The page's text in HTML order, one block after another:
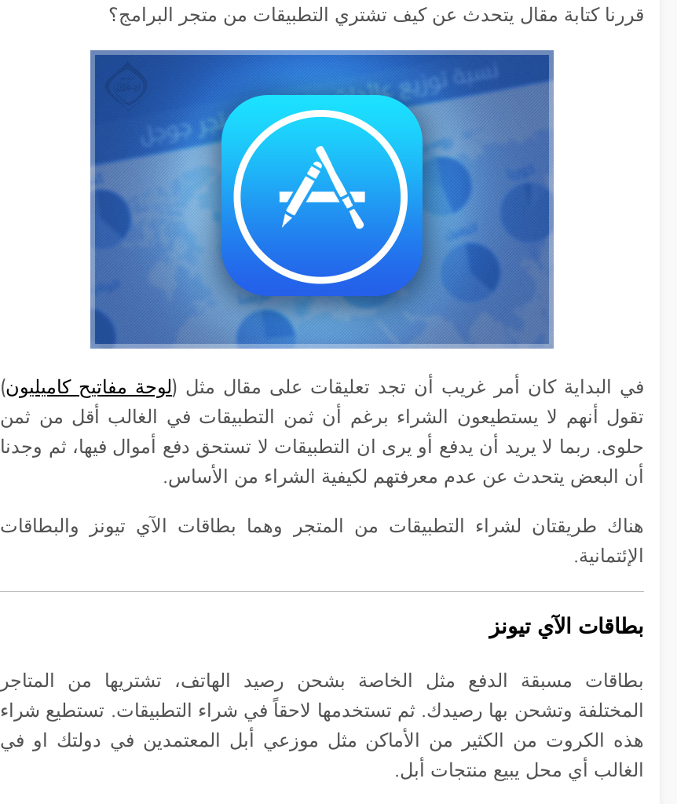
قررنا كتابة مقال يتحدث عن كيف تشتري التطبيقات من متجر البرامج؟
في البداية كان أمر غريب أن تجد تعليقات على مقال مثل (لوحة مفاتيح كاميليون)
تقول أنهم لا يستطيعون الشراء برغم أن ثمن التطبيقات في الغالب أقل من ثمن
حلوى. ربما لا يريد أن يدفع أو يرى ان التطبيقات لا تستحق دفع أموال فيها، ثم وجدنا
أن البعض يتحدث عن عدم معرفتهم لكيفية الشراء من الأساس.
هناك طريقتان لشراء التطبيقات من المتجر وهما بطاقات الآي تيونز والبطاقات
الإئتمانية.
بطاقات الآي تيونز
بطاقات مسبقة الدفع مثل الخاصة بشحن رصيد الهاتف، تشتريها من المتاجر
المختلفة وتشحن بها رصيدك. ثم تستخدمها لاحقاً في شراء التطبيقات. تستطيع شراء
هذه الكروت من الكثير من الأماكن مثل موزعي أبل المعتمدين في دولتك او في
الغالب أي محل يبيع منتجات أبل.